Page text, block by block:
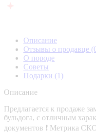
Описание
Отзывы о продавце
О породе
Советы
Подарки (1)
Описание
Предлагается к продаже
бульдога, с отличным
документов ❗ Метрика